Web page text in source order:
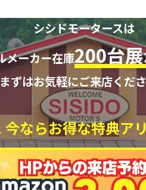
シシドモータースは
メーカー在庫200台
まずはお気軽にご来店くだ
今ならお得な特典ア